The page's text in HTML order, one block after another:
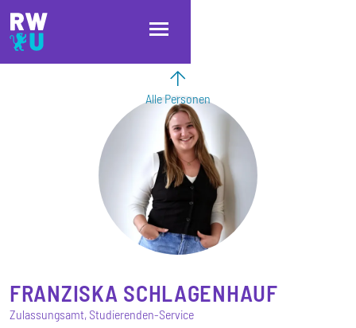
Direkt zum Inhalt
Direkt zur Hauptnavigation
Direkt zum Fußbereich
Alle Personen
FRANZISKA SCHLAGENHAUF
Zulassungsamt, Studierenden-Service